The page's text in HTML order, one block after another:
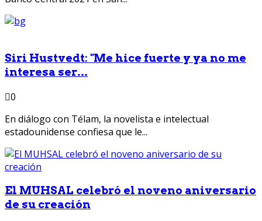
Siri Hustvedt: "Me hice fuerte y ya no me
interesa ser...
0
En diálogo con Télam, la novelista e intelectual
estadounidense confiesa que le...
El MUHSAL celebró el noveno aniversario
de su creación